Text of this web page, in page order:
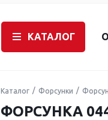
КАТАЛОГ
Каталог Форсунки
ФОРСУНКА